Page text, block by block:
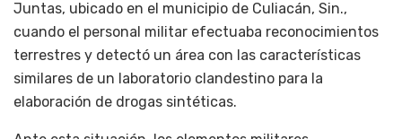
Juntas, ubicado en el municipio de Culiacán, Sin.,
cuando el personal militar efectuaba reconocimientos
terrestres y detectó un área con las características
similares de un laboratorio clandestino para la
elaboración de drogas sintéticas.